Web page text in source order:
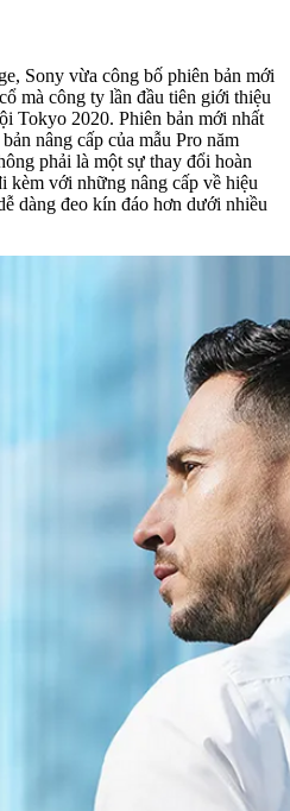
Sony vừa công bố phiên bản mới
mà công ty lần đầu tiên giới thiệu
Tokyo 2020. Phiên bản mới nhất
nâng cấp của mẫu Pro năm
phải là một sự thay đổi hoàn
kèm với những nâng cấp về hiệu
dàng đeo kín đáo hơn dưới nhiều